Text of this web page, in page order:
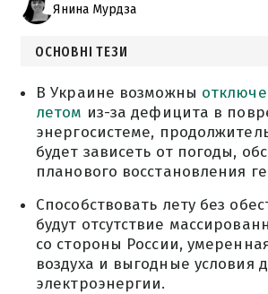
Янина Мурдза
ОСНОВНІ ТЕЗИ
В Украине возможны
летом из-за дефицита в
энергосистеме,
будет зависеть от погоды,
планового восстановления
Способствовать лету без
будут отсутствие
со стороны России,
воздуха и выгодные условия
электроэнергии.